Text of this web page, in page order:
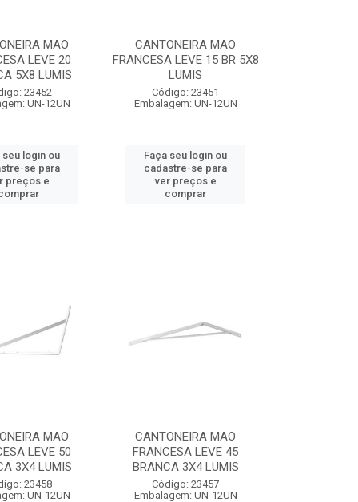
MAO
LEVE 20
5X8 LUMIS
23452
UN-12UN
seu login ou
se para
preços e
CANTONEIRA MAO
FRANCESA LEVE 15 BR 5X8
LUMIS
Código: 23451
Embalagem: UN-12UN
Faça seu login ou
cadastre-se para
ver preços e
comprar
MAO
LEVE 50
3X4 LUMIS
23458
UN-12UN
CANTONEIRA MAO
FRANCESA LEVE 45
BRANCA 3X4 LUMIS
Código: 23457
Embalagem: UN-12UN